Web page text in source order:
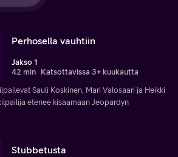
Perhosella vauhtiin
Jakso 1
42 min Katsottavissa 3+ kuukautta
Sauli Koskinen, Mari Valosaari ja Heikki
etenee kisaamaan Jeopardyn
Stubbetusta